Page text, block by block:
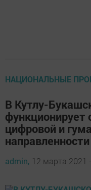
НАЦИОНАЛЬНЫЕ
В Кутлу-
функционирует
цифровой и
admin, 12 марта 2021